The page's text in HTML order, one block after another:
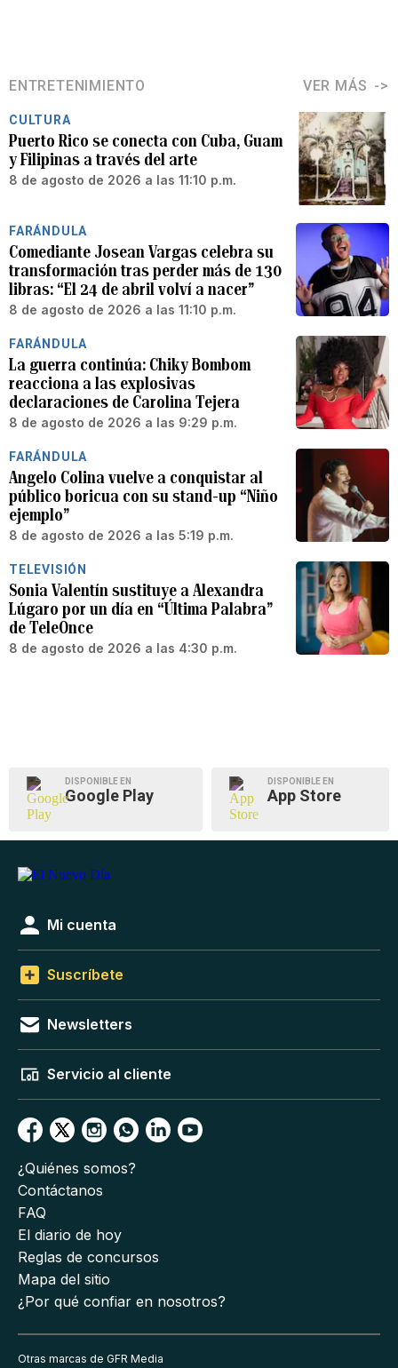
ENTRETENIMIENTO VER MÁS
CULTURA
Puerto Rico se conecta con Cuba, Guam
y Filipinas a través del arte
8 de agosto de 2026 a las 11:10 p.m.
FARÁNDULA
Comediante Josean Vargas celebra su
transformación tras perder más de 130
libras: “El 24 de abril volví a nacer”
8 de agosto de 2026 a las 11:10 p.m.
FARÁNDULA
La guerra continúa: Chiky Bombom
reacciona a las explosivas
declaraciones de Carolina Tejera
8 de agosto de 2026 a las 9:29 p.m.
FARÁNDULA
Angelo Colina vuelve a conquistar al
público boricua con su stand-up “Niño
ejemplo”
8 de agosto de 2026 a las 5:19 p.m.
TELEVISIÓN
Sonia Valentín sustituye a Alexandra
Lúgaro por un día en “Última Palabra”
de TeleOnce
8 de agosto de 2026 a las 4:30 p.m.
DISPONIBLE EN
Google Play
DISPONIBLE EN
App Store
Mi cuenta
Suscríbete
Newsletters
Servicio al cliente
¿Quiénes somos?
Contáctanos
FAQ
El diario de hoy
Reglas de concursos
Mapa del sitio
¿Por qué confiar en nosotros?
Otras marcas de GFR Media